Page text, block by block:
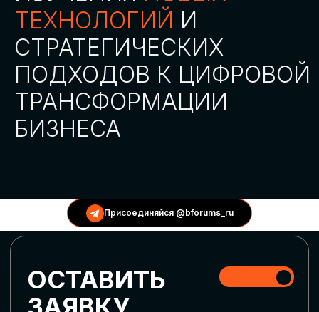
Присоединяйся @bforums_ru
АККРЕДИТАЦИЯ
СМИ
СТАТЬ УЧАСТНИКОМ
ГЛОБАЛЬНАЯ
ЦИФРОВИЗАЦИЯ
актуальных трендов глобальной цифровой
трансформации. Узнаем о новых подходах
массовом использовании ИИ-